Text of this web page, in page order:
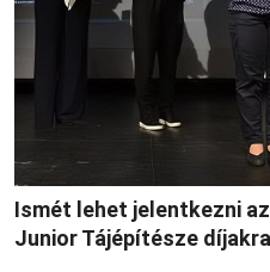
Ismét lehet jelentkezni
Junior Tájépítésze díjakra